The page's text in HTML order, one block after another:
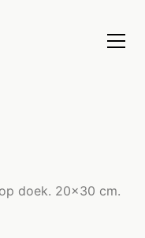
doek. 20x30 cm.